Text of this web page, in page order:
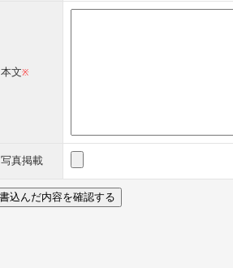
本文※
写真掲載